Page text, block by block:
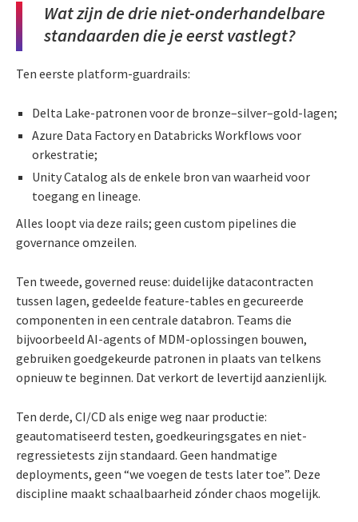
Wat zijn de drie niet-onderhandelbare
standaarden die je eerst vastlegt?
Ten eerste platform-guardrails:
Delta Lake-patronen voor de bronze–silver–gold-lagen;
Azure Data Factory en Databricks Workflows voor
orkestratie;
Unity Catalog als de enkele bron van waarheid voor
toegang en lineage.
Alles loopt via deze rails; geen custom pipelines die
governance omzeilen.
Ten tweede, governed reuse: duidelijke datacontracten
tussen lagen, gedeelde feature-tables en gecureerde
componenten in een centrale databron. Teams die
bijvoorbeeld AI-agents of MDM-oplossingen bouwen,
gebruiken goedgekeurde patronen in plaats van telkens
opnieuw te beginnen. Dat verkort de levertijd aanzienlijk.
Ten derde, CI/CD als enige weg naar productie:
geautomatiseerd testen, goedkeuringsgates en niet-
regressietests zijn standaard. Geen handmatige
deployments, geen “we voegen de tests later toe”. Deze
discipline maakt schaalbaarheid zónder chaos mogelijk.